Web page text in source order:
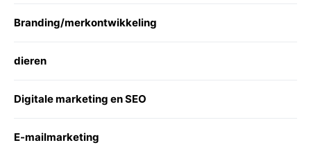
Branding/merkontwikkeling
dieren
Digitale marketing en SEO
E-mailmarketing